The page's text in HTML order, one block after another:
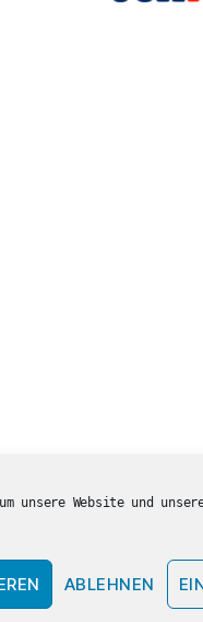
unsere Website und
ABLEHNEN